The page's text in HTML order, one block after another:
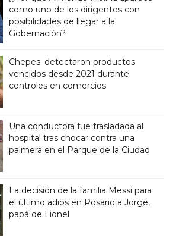
como uno de los dirigentes con
posibilidades de llegar a la
Gobernación?
Chepes: detectaron productos
vencidos desde 2021 durante
controles en comercios
Una conductora fue trasladada al
hospital tras chocar contra una
palmera en el Parque de la Ciudad
La decisión de la familia Messi para
el último adiós en Rosario a Jorge,
papá de Lionel